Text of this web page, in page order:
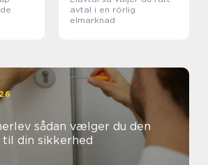
avtal i en rörlig
elmarknad
du den
din sikkerhed